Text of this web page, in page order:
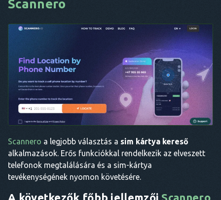
Scannero
Scannero a legjobb választás a sim kártya kereső
alkalmazások. Erős funkciókkal rendelkezik az elveszett
telefonok megtalálására és a sim-kártya
tevékenységének nyomon követésére.
A következők főbb jellemzői Scannero